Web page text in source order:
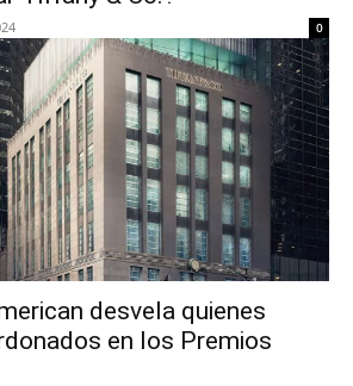
0
desvela quienes
en los Premios